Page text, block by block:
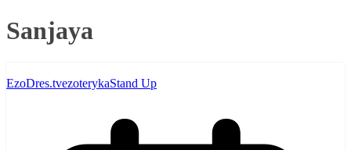
Sanjaya
EzoDres.tvezoterykaStand Up